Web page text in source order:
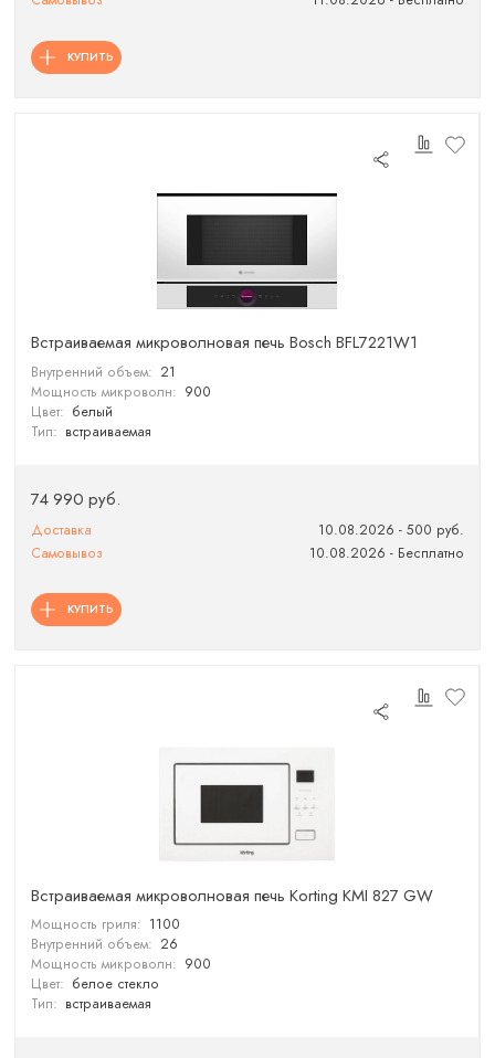
КУПИТЬ
Встраиваемая микроволновая печь Bosch BFL7221W1
Внутренний объем: 21
Мощность микроволн: 900
Цвет: белый
Тип: встраиваемая
74 990 руб.
Доставка
10.08.2026 - 500 руб.
Самовывоз
10.08.2026 - Бесплатно
КУПИТЬ
Встраиваемая микроволновая печь Korting KMI 827 GW
Мощность гриля: 1100
Внутренний объем: 26
Мощность микроволн: 900
Цвет: белое стекло
Тип: встраиваемая